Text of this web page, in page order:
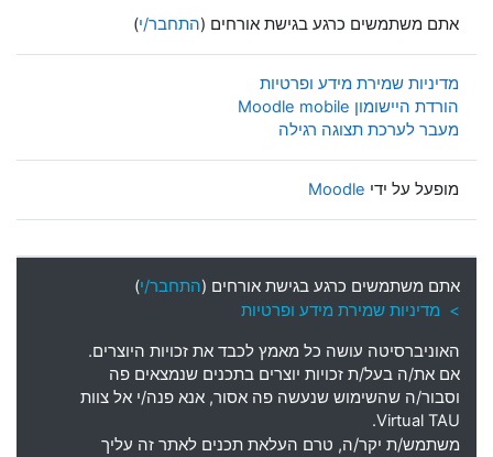
אתם משתמשים כרגע בגישת אורחים (התחבר/י)
מדיניות שמירת מידע ופרטיות
הורדת היישומון Moodle mobile
מעבר לערכת תצוגה רגילה
מופעל על ידי Moodle
אתם משתמשים כרגע בגישת אורחים (התחבר/י)
> מדיניות שמירת מידע ופרטיות
האוניברסיטה עושה כל מאמץ לכבד את זכויות היוצרים.
אם את/ה בעל/ת זכויות יוצרים בתכנים שנמצאים פה
וסבור/ה שהשימוש שנעשה פה אסור, אנא פנה/י אל צוות
Virtual TAU.
משתמש/ת יקר/ה, טרם העלאת תכנים לאתר זה עליך